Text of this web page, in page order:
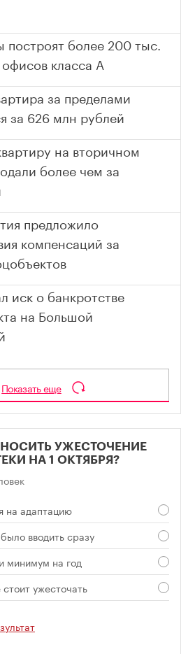
построят более 200 тыс.
класса А
за пределами
за 626 млн рублей
на вторичном
более чем за
предложило
компенсаций за
иск о банкротстве
на Большой
Показать еще
УЖЕСТОЧЕНИЕ
НА 1 ОКТЯБРЯ?
на адаптацию
вводить сразу
минимум на год
ужесточать